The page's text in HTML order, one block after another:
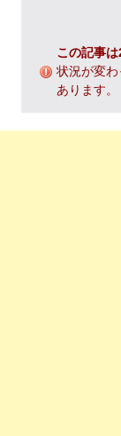
この記事は
状況が変
あります。